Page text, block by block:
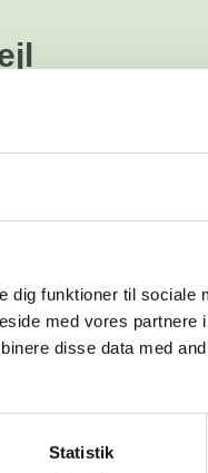
dig funktioner til sociale
med vores partnere
disse data med
Statistik
løse problemet.
Gå tilbage